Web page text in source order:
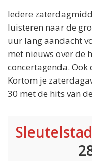
Iedere
luisteren naar de
uur lang aandacht
met nieuws over de
concertagenda. Ook
Kortom je
30 met de hits van